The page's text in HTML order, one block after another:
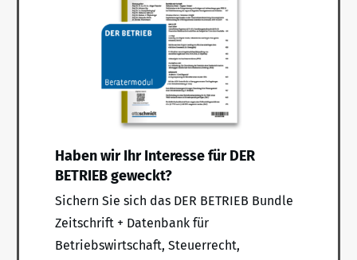
Haben wir Ihr Interesse für DER
BETRIEB geweckt?
Sichern Sie sich das DER BETRIEB Bundle
Zeitschrift + Datenbank für
Betriebswirtschaft, Steuerrecht,